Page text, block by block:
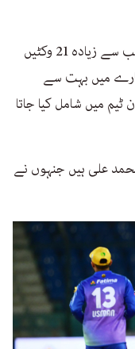
پی ایس ایل نو میں اب تک اسامہ میر نے سب سے زیادہ 21 وکٹیں
میں بہت سے
ٹیم میں شامل کیا جاتا
علی ہیں جنہوں نے